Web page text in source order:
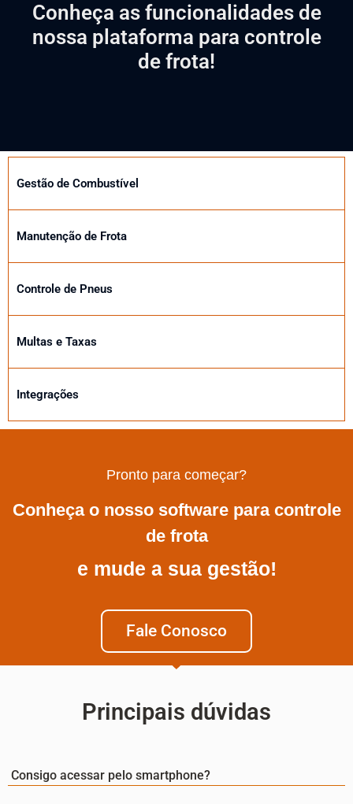
Conheça as funcionalidades de
nossa plataforma para controle
de frota!
Gestão de Combustível
Manutenção de Frota
Controle de Pneus
Multas e Taxas
Integrações
Pronto para começar?
Conheça o nosso software para controle
de frota
e mude a sua gestão!
Fale Conosco
Principais dúvidas
Consigo acessar pelo smartphone?